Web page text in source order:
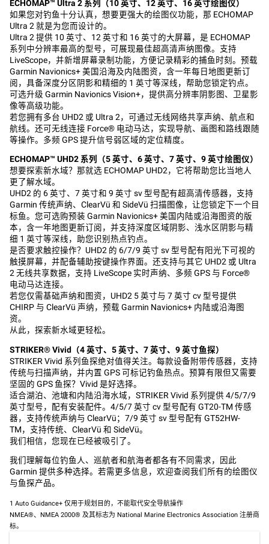
ECHOMAP™ Ultra 2 系列（10英寸、 12英寸、 16英寸绘图仪）
如果您对钓鱼十分认真，想要更强大的绘图仪功能，那 ECHOMAP
Ultra 2 就是为您而设计的。
Ultra 2 提供 10 英寸、12 英寸和 16 英寸的大屏幕，是 ECHOMAP
系列中分辨率最高的型号，可展现最佳超高清声纳图像。支持
LiveScope，并新增屏幕录制功能，方便记录精彩的捕鱼时刻。预载
Garmin Navionics+ 美国沿海及内陆图资，含一年每日地图更新订
阅，具备深度分区阴影和精细的 1 英寸等深线，帮助您锁定钓点。
可选升级 Garmin Navionics Vision+，提供高分辨率阴影图、卫星影
像等高级功能。
若您拥有多台 UHD2 或 Ultra 2，可通过无线网络共享声纳、航点和
航线。还可无线连接 Force® 电动马达，实现导航、画图和路线跟随
等操作。多频 GPS 提升信号弱区域的定位精度。
ECHOMAP™ UHD2 系列（5英寸、 6英寸、 7英寸、 9英寸绘图仪）
想要探索新水域？那就选 ECHOMAP UHD2，它将帮助您比当地人
更了解水域。
UHD2 的 6 英寸、7 英寸和 9 英寸 sv 型号配有超高清传感器，支持
Garmin 传统声纳、ClearVü 和 SideVü 扫描图像，让您锁定下一个目
标鱼。您可选购预装 Garmin Navionics+ 美国内陆或沿海图资的版
本，含一年地图更新订阅，并支持深度区域阴影、浅水区阴影与精
细 1 英寸等深线，助您识别热点钓点。
是否要求触控操作？UHD2 的 6/7/9 英寸 sv 型号配有阳光下可视的
触摸屏幕，并配备辅助按键操作界面。还支持与其它 UHD2 或 Ultra
2 无线共享数据，支持 LiveScope 实时声纳、多频 GPS 与 Force®
电动马达连接。
若您仅需基础声纳和图资，UHD2 5 英寸与 7 英寸 cv 型号提供
CHIRP 与 ClearVü 声纳，预载 Garmin Navionics+ 内陆或沿海图
资。
从此，探索新水域更轻松。
STRIKER® Vivid （4 英寸、5 英寸、7 英寸、9 英寸鱼探）
STRIKER Vivid 系列鱼探绝对值得关注。每款设备附带传感器，支持
传统与扫描声纳，并内置 GPS 可标记钓鱼热点。预算有限但又需要
坚固的 GPS 鱼探？Vivid 是好选择。
适合湖泊、池塘和内陆沿海水域，STRIKER Vivid 系列提供 4/5/7/9
英寸型号，配有安装配件。4/5/7 英寸 cv 型号配有 GT20-TM 传感
器，支持传统声纳与 ClearVü；7/9 英寸 sv 型号配有 GT52HW-
TM，支持传统、ClearVü 和 SideVü。
我们相信，您现在已经被吸引了。
我们理解每位钓鱼人、巡航者和航海者都各有不同需求，因此
Garmin 提供多种选择。若需更多信息，欢迎查阅我们所有的绘图仪
与鱼探产品。
1 Auto Guidance+ 仅用于规划目的，不能取代安全导航操作
NMEA®、NMEA 2000® 及其标志为 National Marine Electronics Association 注册商
标。